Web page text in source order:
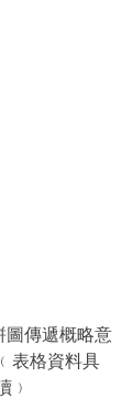
圖傳遞概略意
表格資料具
﹚